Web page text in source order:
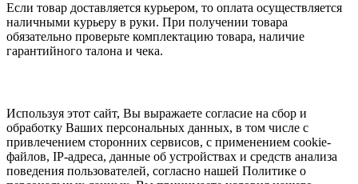
Если товар доставляется курьером, то оплата осуществляется
наличными курьеру в руки. При получении товара
обязательно проверьте комплектацию товара, наличие
гарантийного талона и чека.
Используя этот сайт, Вы выражаете согласие на сбор и
обработку Ваших персональных данных, в том числе с
привлечением сторонних сервисов, с применением cookie-
файлов, IP-адреса, данные об устройствах и средств анализа
поведения пользователей, согласно нашей Политике о